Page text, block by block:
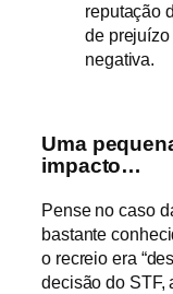
reputação
de
negativa.
Uma
impacto…
Pense no caso
bastante
o recreio era
decisão do STF,